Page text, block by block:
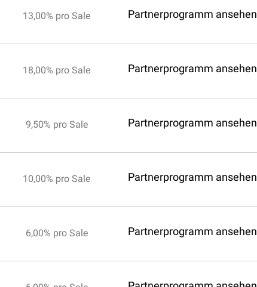
13,00% pro Sale Partnerprogramm ansehen
18,00% pro Sale Partnerprogramm ansehen
9,50% pro Sale Partnerprogramm ansehen
10,00% pro Sale Partnerprogramm ansehen
6,00% pro Sale Partnerprogramm ansehen